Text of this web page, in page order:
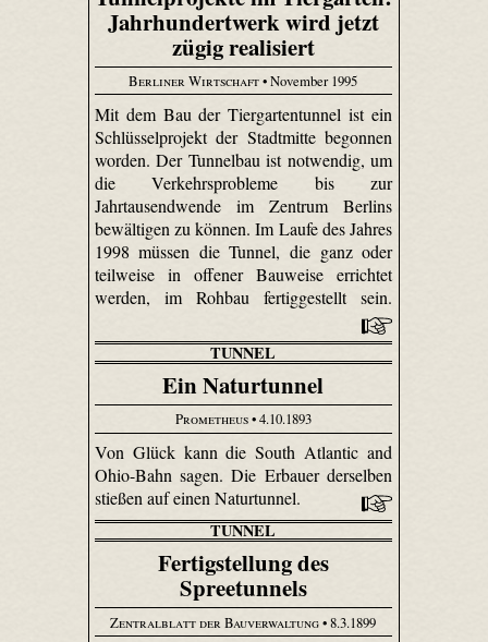
Jahrhundertwerk wird jetzt
zügig realisiert
Berliner Wirtschaft• November 1995
Mit dem Bau der Tiergartentunnel ist ein
Schlüsselprojekt der Stadtmitte begonnen
worden. Der Tunnelbau ist notwendig, um
die Verkehrsprobleme bis zur
Jahrtausendwende im Zentrum Berlins
bewältigen zu können. Im Laufe des Jahres
1998 müssen die Tunnel, die ganz oder
teilweise in offener Bauweise errichtet
werden, im Rohbau fertiggestellt sein.
TUNNEL
Ein Naturtunnel
Prometheus• 4.10.1893
Von Glück kann die South Atlantic and
Ohio-Bahn sagen. Die Erbauer derselben
stießen auf einen Naturtunnel.
TUNNEL
Fertigstellung des
Spreetunnels
Zentralblatt der Bauverwaltung• 8.3.1899